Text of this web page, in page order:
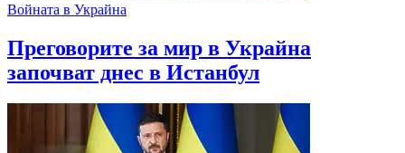
Войната в Украйна
Преговорите за мир в Украйна
започват днес в Истанбул